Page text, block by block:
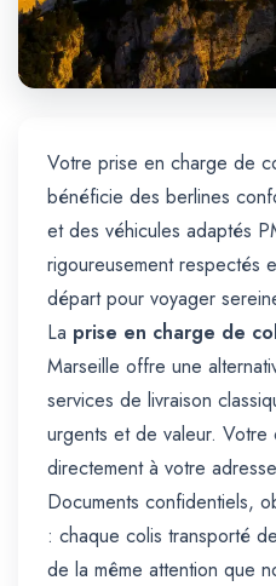
Votre prise en charge de
bénéficie des berlines
et des véhicules adaptés
rigoureusement respectés
départ pour voyager
La prise en charge de
Marseille offre une
services de livraison
urgents et de valeur.
directement à votre
Documents confidentiels,
: chaque colis transporté
de la même attention que